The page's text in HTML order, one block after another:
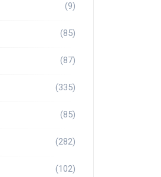
(9)
(85)
(87)
(335)
(85)
(282)
(102)